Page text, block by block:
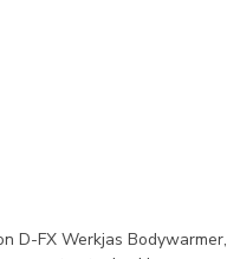
D-FX Werkjas Bodywarmer,